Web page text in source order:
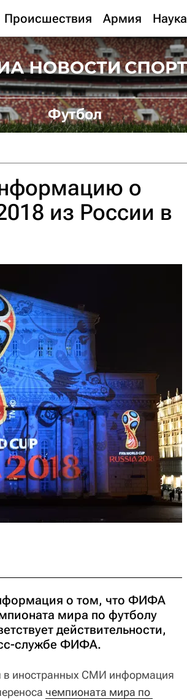
Происшествия Армия Наука
Футбол
о
из России в
о том, что ФИФА
мира по футболу
действительности,
службе ФИФА.
иностранных СМИ информация
чемпионата мира по